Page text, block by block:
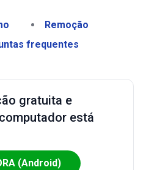
Remoção
frequentes
gratuita e
está
(Android)